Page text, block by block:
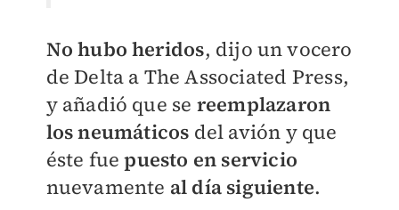
No hubo heridos, dijo un vocero
de Delta a The Associated Press,
y añadió que se reemplazaron
los neumáticos del avión y que
éste fuepuesto en servicio
nuevamente al día siguiente.